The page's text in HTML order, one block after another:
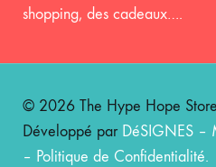
shopping, des cadeaux….
© 2026 The Hype Hope
Développé par DéSIGNES –
– Politique de Confidentialité.